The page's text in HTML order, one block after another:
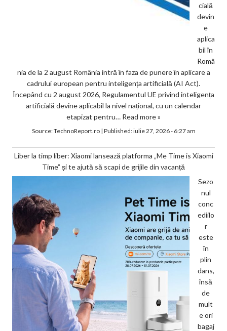
cială
devin
e
aplica
bil în
Româ
nia de la 2 august România intră în faza de punere în aplicare a
cadrului european pentru inteligența artificială (AI Act).
Începând cu 2 august 2026, Regulamentul UE privind inteligența
artificială devine aplicabil la nivel național, cu un calendar
etapizat pentru… Read more »
Source:TechnoReport.ro| Published:iulie 27, 2026 - 6:27 am
Liber la timp liber: Xiaomi lansează platforma „Me Time is Xiaomi
Time” și te ajută să scapi de grijile din vacanță
Sezo
nul
conc
ediilo
r
este
în
plin
dans,
însă
de
mult
e ori
bagaj